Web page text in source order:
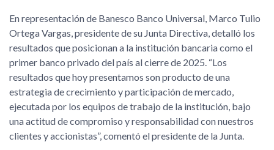
En representación de Banesco Banco Universal, Marco Tulio
Ortega Vargas, presidente de su Junta Directiva, detalló los
resultados que posicionan a la institución bancaria como el
primer banco privado del país al cierre de 2025. “Los
resultados que hoy presentamos son producto de una
estrategia de crecimiento y participación de mercado,
ejecutada por los equipos de trabajo de la institución, bajo
una actitud de compromiso y responsabilidad con nuestros
clientes y accionistas”, comentó el presidente de la Junta.